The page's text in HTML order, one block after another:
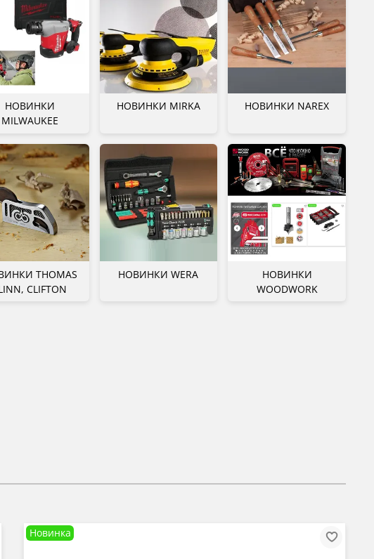
НОВИНКИ
MILWAUKEE
НОВИНКИ MIRKA НОВИНКИ NAREX
THOMAS
CLIFTON
НОВИНКИ WERA
НОВИНКИ
WOODWORK
Новинка